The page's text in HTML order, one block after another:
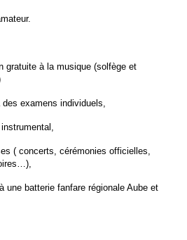
gratuite à la musique (solfège et
examens individuels,
( concerts, cérémonies officielles,
une batterie fanfare régionale Aube et